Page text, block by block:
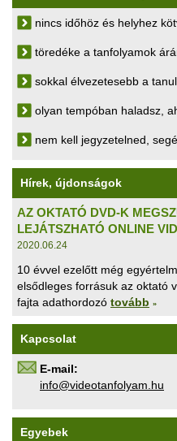
nincs időhöz és helyhez
töredéke a tanfolyamok
sokkal élvezetesebb a
olyan tempóban haladsz,
nem kell jegyzetelned,
Hírek, újdonságok
AZ OKTATÓ DVD-K
LEJÁTSZHATÓ ONLINE
2020.06.24
10 évvel ezelőtt még
elsődleges forrásuk az oktató
fajta adathordozó tovább »
Kapcsolat
E-mail:
uh.maylofnatoediv@ofni
Egyebek